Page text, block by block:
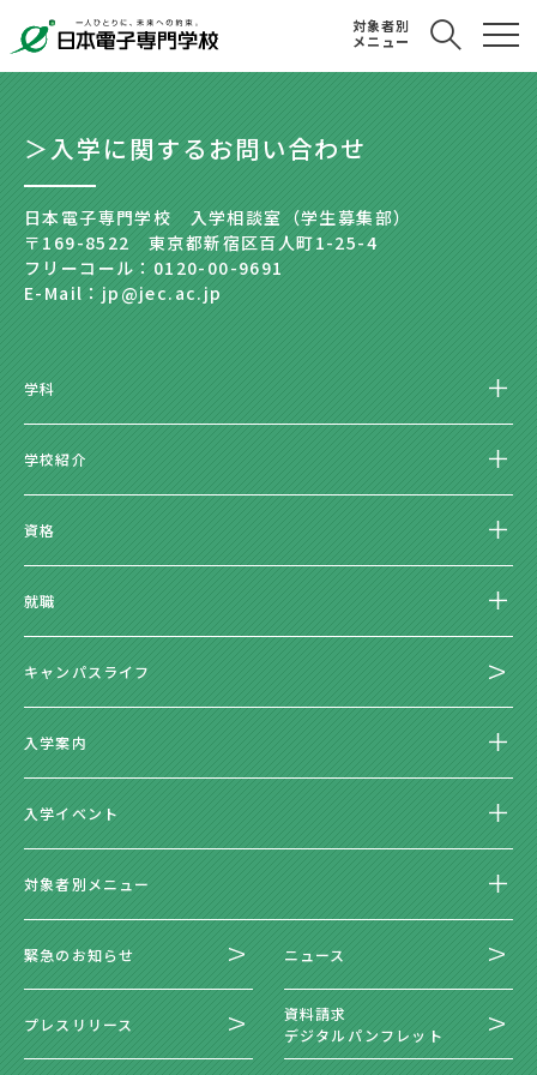
対象者別
メニュー
＞入学に関するお問い合わせ
日本電子専門学校 入学相談室（学生募集部）
〒169-8522 東京都新宿区百人町1-25-4
フリーコール：0120-00-9691
E-Mail：jp@jec.ac.jp
学科
学校紹介
資格
就職
キャンパスライフ
入学案内
入学イベント
対象者別メニュー
緊急のお知らせ ニュース
プレスリリース
資料請求
デジタルパンフレット